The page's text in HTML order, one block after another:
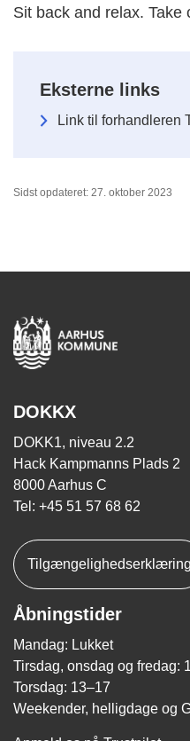
Sit back and relax. Take
Eksterne links
Link til forhandleren
Sidst opdateret: 27. oktober 2023
DOKKX
DOKK1, niveau 2.2
Hack Kampmanns Plads 2
8000 Aarhus C
Tel: +45 51 57 68 62
Tilgængelighedserklæring
Åbningstider
Mandag: Lukket
Tirsdag, onsdag og fredag:
Torsdag: 13–17
Weekender, helligdage og